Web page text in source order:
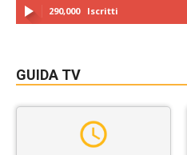
290,000 Iscritti
GUIDA TV